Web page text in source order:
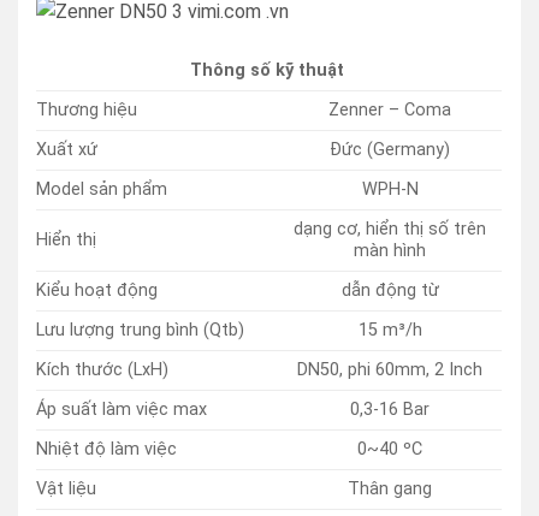
Thông số kỹ thuật
Thương hiệu
Zenner – Coma
Xuất xứ
Đức (Germany)
Model sản phẩm
WPH-N
Hiển thị
dạng cơ, hiển thị số trên
màn hình
Kiểu hoạt động
dẫn động từ
Lưu lượng trung bình (Qtb)
15 m³/h
Kích thước (LxH)
DN50, phi 60mm, 2 Inch
Áp suất làm việc max
0,3-16 Bar
Nhiệt độ làm việc
0~40 ºC
Vật liệu
Thân gang